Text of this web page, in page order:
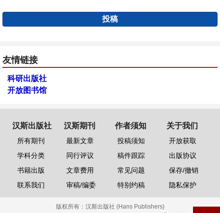
投稿
友情链接
科研出版社
开放图书馆
汉斯出版社
所有期刊
学科分类
书籍出版
联系我们
汉斯期刊
最新文章
同行评议
文章费用
审稿/编委
作者须知
投稿须知
稿件跟踪
常见问题
特别约稿
关于我们
开放获取
出版协议
保存/撤销
隐私保护
版权所有： 汉斯出版社 (Hans Publishers)